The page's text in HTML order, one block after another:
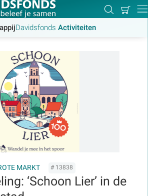
Zoeken
Mijn
Davidsfonds Activiteiten
MARKT # 13838
‘Schoon Lier’ in de